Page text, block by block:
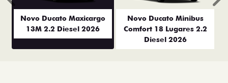
Novo Ducato Maxicargo
13M 2.2 Diesel 2026
Novo Ducato Minibus
Comfort 18 Lugares 2.2
Diesel 2026
Anterior